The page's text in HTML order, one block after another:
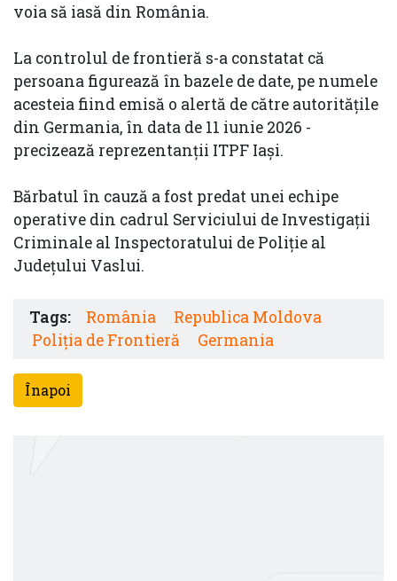
voia să iasă din România.
La controlul de frontieră s-a constatat că
persoana figurează în bazele de date, pe numele
acesteia fiind emisă o alertă de către autorităţile
din Germania, în data de 11 iunie 2026 -
precizează reprezentanţii ITPF Iaşi.
Bărbatul în cauză a fost predat unei echipe
operative din cadrul Serviciului de Investigaţii
Criminale al Inspectoratului de Poliţie al
Judeţului Vaslui.
Tags: România
Republica Moldova
Poliţia de Frontieră
Germania
Înapoi